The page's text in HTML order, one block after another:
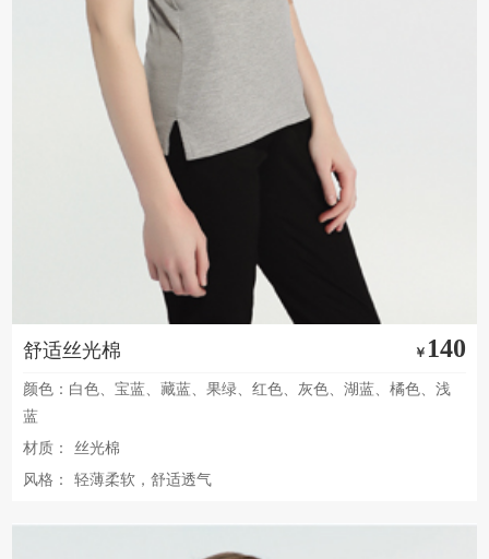
舒适丝光棉 ￥ 140
颜色：白色、宝蓝、藏蓝、果绿、红色、灰色、湖蓝、橘色、浅
蓝
材质：
丝光棉
风格：
轻薄柔软，舒适透气